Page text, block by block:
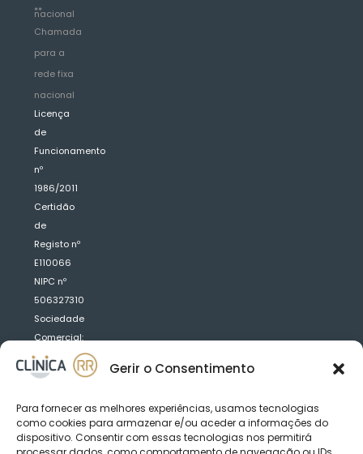
Gerir o Consentimento
Para fornecer as melhores experiências, usamos tecnologias
como cookies para armazenar e/ou aceder a informações do
dispositivo. Consentir com essas tecnologias nos permitirá
nacional
**
Chamada
para a
rede fixa
nacional
Licença
de
Funcionamento
nº
1986/2011
Certidão
de
Registo nº
E110066
NIPC nº
506327310
Sociedade
Comercial:
Clínica
Médica
R.R.
Saraiva
Fernandes,